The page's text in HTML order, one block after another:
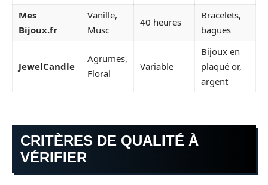
Mes
Bijoux.fr
Vanille,
Musc
40 heures
Bracelets,
bagues
JewelCandle
Agrumes,
Floral
Variable
Bijoux en
plaqué or,
argent
CRITÈRES DE QUALITÉ À
VÉRIFIER